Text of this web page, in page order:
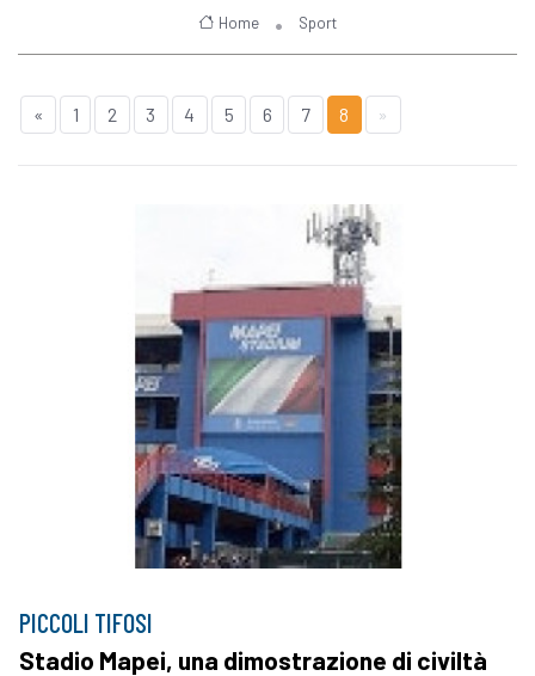
Home Sport
« 1 2 3 4 5 6 7 8 »
PICCOLI TIFOSI
Stadio Mapei, una dimostrazione di civiltà